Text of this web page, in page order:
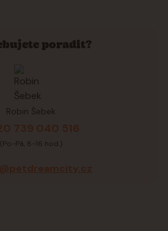
poradit?
Robin Šebek
739 040 516
(Po-Pá, 8-16 hod.)